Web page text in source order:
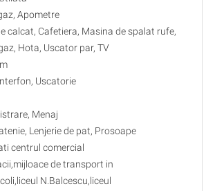
Apometre
calcat, Cafetiera, Masina de spalat rufe,
Hota, Uscator par, TV
Uscatorie
Menaj
Lenjerie de pat, Prosoape
centrul comercial
de transport in
N.Balcescu,liceul